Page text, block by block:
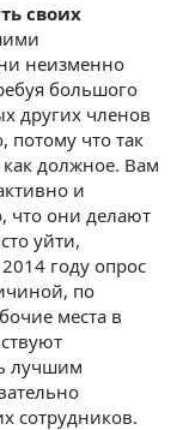
своих
неизменно
большого
других членов
потому что так
должное. Вам
и
что они делают
уйти,
году опрос
по
места в
лучшим
сотрудников.